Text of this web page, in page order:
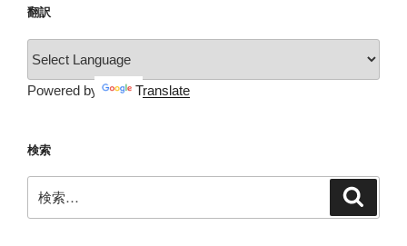
ン
翻訳
Powered by Translate
検索
索: